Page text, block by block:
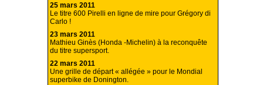
25 mars 2011
Le titre 600 Pirelli en ligne de mire pour Grégory di
Carlo !
23 mars 2011
Mathieu Ginès (Honda -Michelin) à la reconquête
du titre supersport.
22 mars 2011
Une grille de départ « allégée » pour le Mondial
superbike de Donington.